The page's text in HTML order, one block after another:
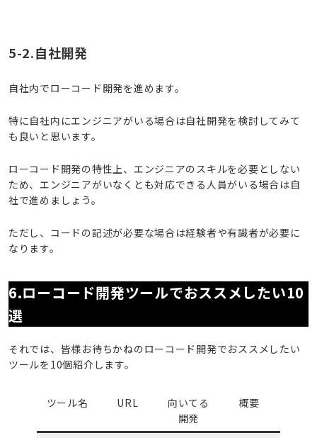
5-2.自社開発
自社内でローコード開発を進めます。
特に自社内にエンジニアがいる場合は自社開発を検討してみて
も良いと思います。
ローコード開発の特性上、エンジニアのスキルを必要としない
ため、エンジニアがいなくとも対応できる人員がいる場合は自
社で進めましょう。
ただし、コードの記述が必要な場合は経験者や有識者が必要に
なります。
6.ローコード開発ツールでおススメしたい10
選
それでは、皆様お待ちかねのローコード開発でおススメしたい
ツールを10個紹介します。
ツール名 URL
向いてる
開発
概要